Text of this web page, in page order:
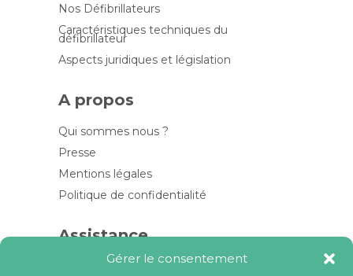
Gérer le consentement
Nos Défibrillateurs
Caractéristiques techniques du
défibrillateur
Aspects juridiques et législation
A propos
Qui sommes nous ?
Presse
Mentions légales
Politique de confidentialité
Assistance
Contactez-nous